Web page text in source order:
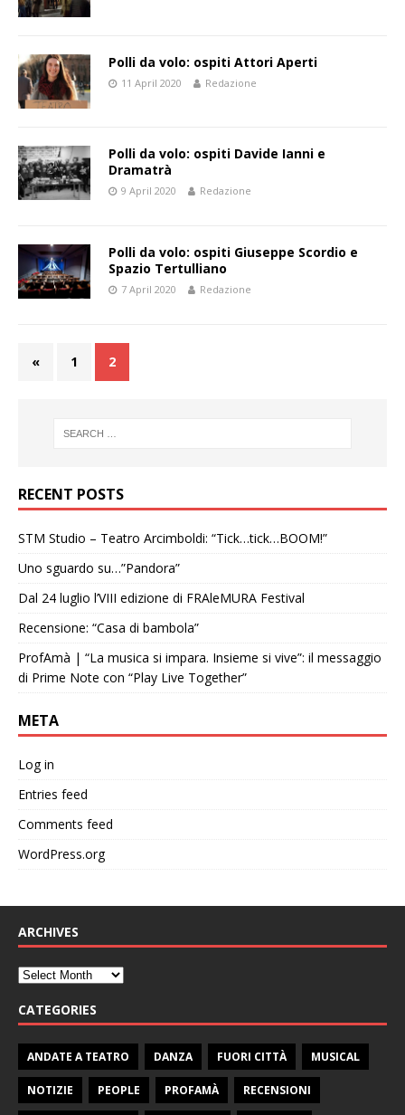
Polli da volo: ospiti Attori Aperti
11 April 2020 Redazione
Polli da volo: ospiti Davide Ianni e
Dramatrà
9 April 2020 Redazione
Polli da volo: ospiti Giuseppe Scordio e
Spazio Tertulliano
7 April 2020 Redazione
« 1 2
RECENT POSTS
STM Studio – Teatro Arcimboldi: “Tick…tick…BOOM!”
Uno sguardo su…”Pandora”
Dal 24 luglio l’VIII edizione di FRAleMURA Festival
Recensione: “Casa di bambola”
ProfAmà | “La musica si impara. Insieme si vive”: il messaggio
di Prime Note con “Play Live Together”
META
Log in
Entries feed
Comments feed
WordPress.org
ARCHIVES
CATEGORIES
ANDATE A TEATRO DANZA FUORI CITTÀ MUSICAL
NOTIZIE PEOPLE PROFAMÀ RECENSIONI